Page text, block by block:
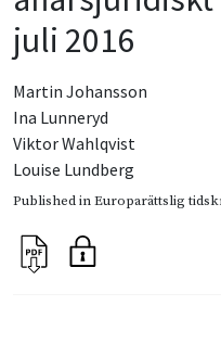
juli 2016
Martin Johansson
Ina Lunneryd
Viktor Wahlqvist
Louise Lundberg
Published inEuroparättslig